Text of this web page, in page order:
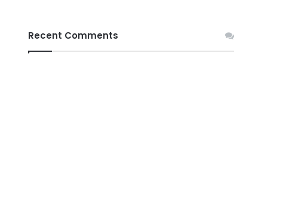
Recent Comments